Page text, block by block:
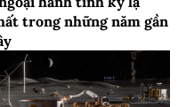
trong những năm gần